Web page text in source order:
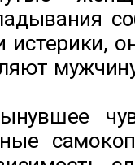
истерики,